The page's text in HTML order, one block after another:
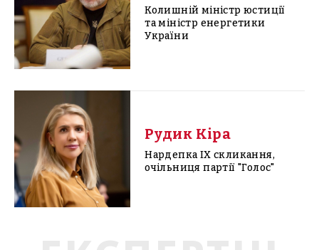
Колишній міністр юстиції
та міністр енергетики
України
Рудик Кіра
Нардепка IX скликання,
очільниця партії "Голос"